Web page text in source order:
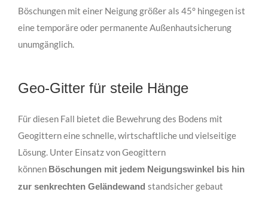
Böschungen mit einer Neigung größer als 45° hingegen ist
eine temporäre oder permanente Außenhautsicherung
unumgänglich.
Geo-Gitter für steile Hänge
Für diesen Fall bietet die Bewehrung des Bodens mit
Geogittern eine schnelle, wirtschaftliche und vielseitige
Lösung. Unter Einsatz von Geogittern
können Böschungen mit jedem Neigungswinkel bis hin
zur senkrechten Geländewand standsicher gebaut